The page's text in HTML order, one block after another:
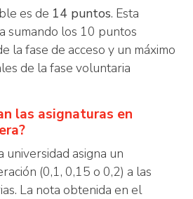
es de 14 puntos. Esta
sumando los 10 puntos
la fase de acceso y un máximo
de la fase voluntaria
las asignaturas en
universidad asigna un
(0,1, 0,15 o 0,2) a las
La nota obtenida en el